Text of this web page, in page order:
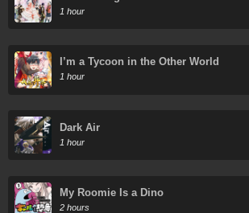
1 hour
I’m a Tycoon in the Other World
1 hour
Dark Air
1 hour
My Roomie Is a Dino
2 hours